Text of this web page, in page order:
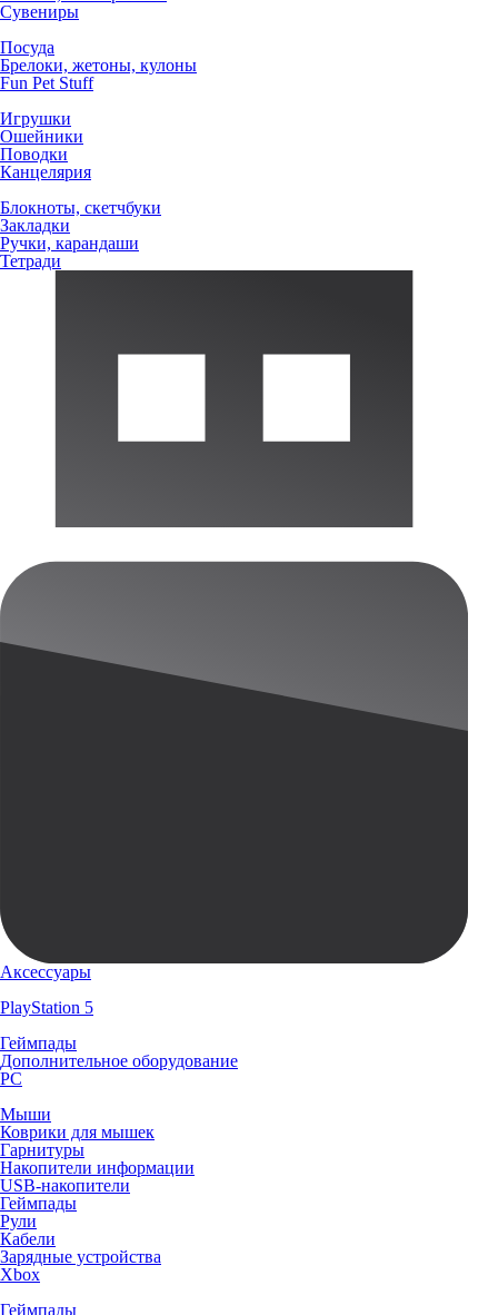
Сувениры
Посуда
Брелоки, жетоны, кулоны
Fun Pet Stuff
Игрушки
Ошейники
Поводки
Канцелярия
Блокноты, скетчбуки
Закладки
Ручки, карандаши
Тетради
Аксессуары
PlayStation 5
Геймпады
Дополнительное оборудование
PC
Мыши
Коврики для мышек
Гарнитуры
Накопители информации
USB-накопители
Геймпады
Рули
Кабели
Зарядные устройства
Xbox
Геймпады